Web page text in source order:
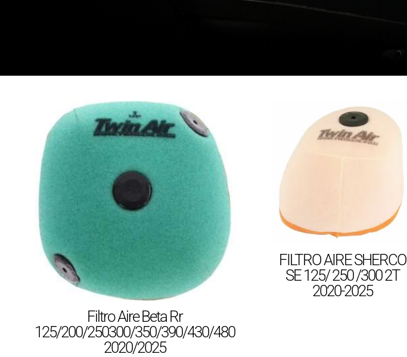
Filtro Aire Beta Rr
125/200/250300/350/390/430/480
2020/2025
FILTRO AIRE SHERCO
SE 125/ 250 /300 2T
2020-2025